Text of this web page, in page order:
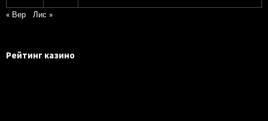
« Вер Лис »
Рейтинг казино